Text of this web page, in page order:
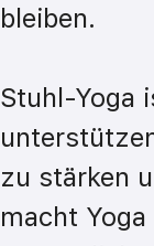
bleiben.
Stuhl-Yoga
zu stärken
macht